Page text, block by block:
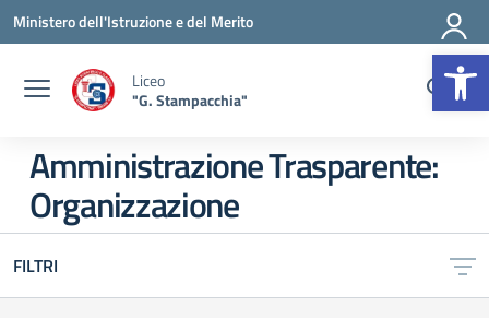
Vai ai contenuti
Vai al menu di navigazione
Vai al footer
Ministero dell'Istruzione e del Merito
Liceo
"G. Stampacchia"
Amministrazione Trasparente:
Organizzazione
FILTRI